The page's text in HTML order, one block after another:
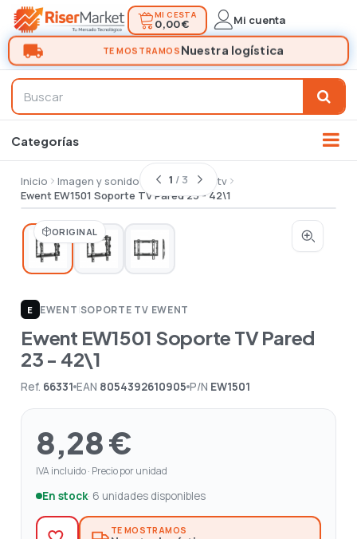
MI CESTA
0,00 € Mi cuenta
Inicio Imagen y sonido Tv
Soporte tv
Ewent EW1501 Soporte TV Pared 23 - 42\1
ORIGINAL
1 / 3
E EWENT|SOPORTE TV EWENT
Ewent EW1501 Soporte TV Pared
23 - 42\1
Ref. 66331 EAN 8054392610905 P/N EW1501
8,28 €
IVA incluido · Precio por unidad
En stock· 6 unidades disponibles
TE MOSTRAMOS